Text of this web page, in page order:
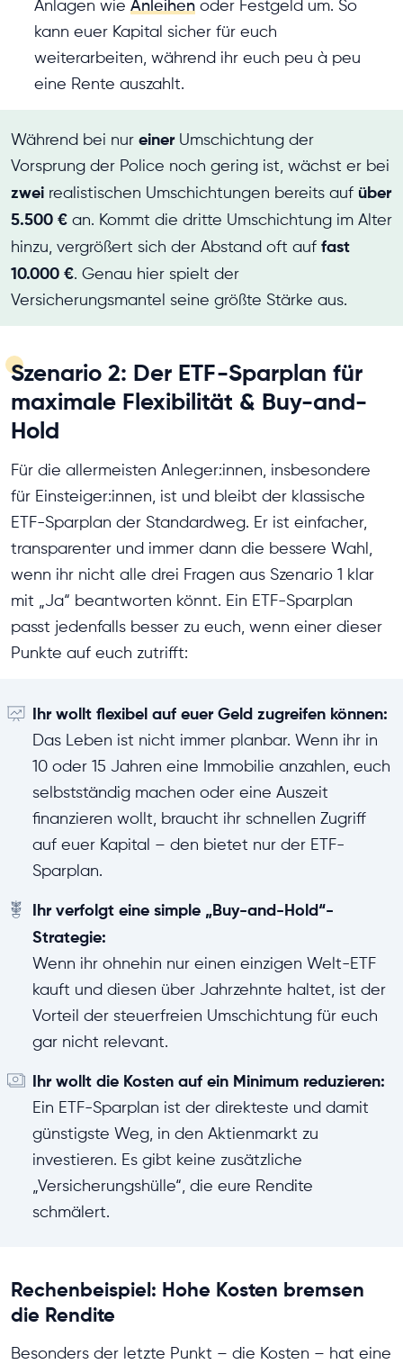
Anlagen wie Anleihen oder Festgeld um. So
kann euer Kapital sicher für euch
weiterarbeiten, während ihr euch peu à peu
eine Rente auszahlt.
Während bei nur einerUmschichtung der
Vorsprung der Police noch gering ist, wächst er bei
zwei realistischen Umschichtungen bereits auf über
5.500 € an. Kommt die dritte Umschichtung im Alter
hinzu, vergrößert sich der Abstand oft auf fast
10.000 €. Genau hier spielt der
Versicherungsmantel seine größte Stärke aus.
Szenario 2: Der ETF-Sparplan für
maximale Flexibilität & Buy-and-
Hold
Für die allermeisten Anleger:innen, insbesondere
für Einsteiger:innen, ist und bleibt der klassische
ETF-Sparplan der Standardweg. Er ist einfacher,
transparenter und immer dann die bessere Wahl,
wenn ihr nicht alle drei Fragen aus Szenario 1 klar
mit „Ja“ beantworten könnt. Ein ETF-Sparplan
passt jedenfalls besser zu euch, wenn einer dieser
Punkte auf euch zutrifft:
Ihr wollt flexibel auf euer Geld zugreifen können:
Das Leben ist nicht immer planbar. Wenn ihr in
10 oder 15 Jahren eine Immobilie anzahlen, euch
selbstständig machen oder eine Auszeit
finanzieren wollt, braucht ihr schnellen Zugriff
auf euer Kapital – den bietet nur der ETF-
Sparplan.
Ihr verfolgt eine simple „Buy-and-Hold“-
Strategie:
Wenn ihr ohnehin nur einen einzigen Welt-ETF
kauft und diesen über Jahrzehnte haltet, ist der
Vorteil der steuerfreien Umschichtung für euch
gar nicht relevant.
Ihr wollt die Kosten auf ein Minimum reduzieren:
Ein ETF-Sparplan ist der direkteste und damit
günstigste Weg, in den Aktienmarkt zu
investieren. Es gibt keine zusätzliche
„Versicherungshülle“, die eure Rendite
schmälert.
Rechenbeispiel: Hohe Kosten bremsen
die Rendite
Besonders der letzte Punkt – die Kosten – hat eine